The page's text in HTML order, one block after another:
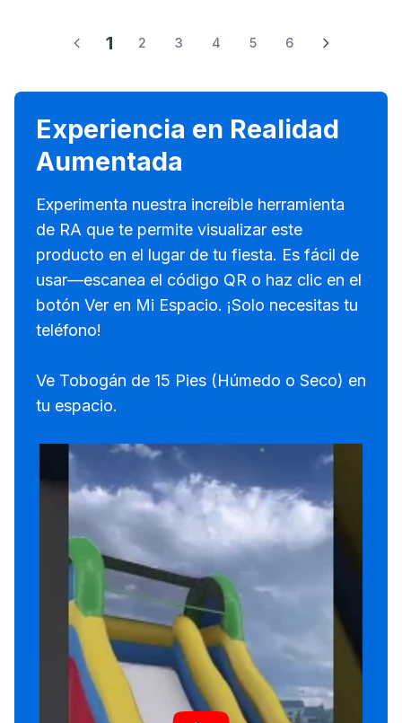
1 2 3 4 5 6
Experiencia en Realidad
Aumentada
Experimenta nuestra increíble herramienta
de RA que te permite visualizar este
producto en el lugar de tu fiesta. Es fácil de
usar—escanea el código QR o haz clic en el
botón Ver en Mi Espacio. ¡Solo necesitas tu
teléfono!
Ve Tobogán de 15 Pies (Húmedo o Seco) en
tu espacio.